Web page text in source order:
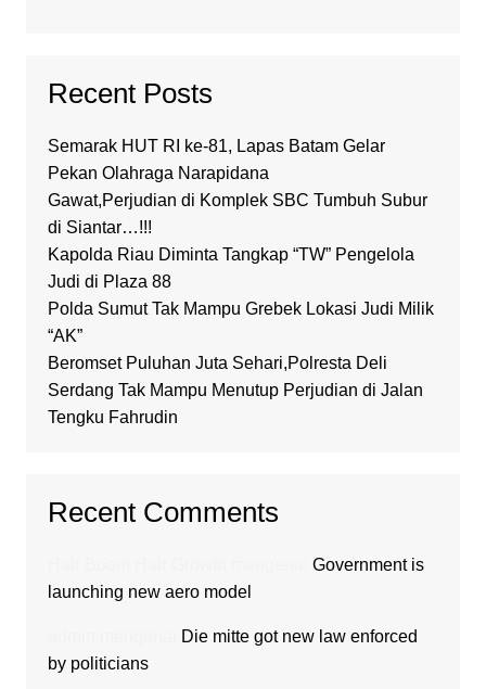
Recent Posts
Semarak HUT RI ke-81, Lapas Batam Gelar
Pekan Olahraga Narapidana
Gawat,Perjudian di Komplek SBC Tumbuh Subur
di Siantar…!!!
Kapolda Riau Diminta Tangkap “TW” Pengelola
Judi di Plaza 88
Polda Sumut Tak Mampu Grebek Lokasi Judi Milik
“AK”
Beromset Puluhan Juta Sehari,Polresta Deli
Serdang Tak Mampu Menutup Perjudian di Jalan
Tengku Fahrudin
Recent Comments
Government is
launching new aero model
Die mitte got new law enforced
by politicians